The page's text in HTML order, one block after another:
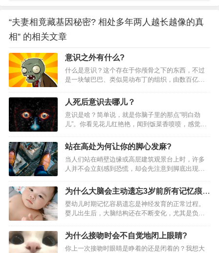
“夫妻相竟藏基因秘密? 相处多年两人越长越像的真
相” 的相关文章
意识之外有什么?
什么是意识？这个存在于你颅骨之下的东西，不过
是一块皱巴巴、类似晃动布丁的组织，由数百亿神
号，我们的意识、自我、感知与情感，乃至所谓的
“灵魂”，都源于此？有人认为，我们的思想本质上就
是大脑的产物，最终一切都只是物质而已，因此我
们自身也不过是物质的集合。这正是物理主义的核
心观点：一切现象都基于物理基础，原则上无需借
助任何非物理的实体或过程，就足以解释人的意识
活动不过是物质发生电化学反应的物理过程，因此
人类完全有可…
人死后意识去哪儿？
意识是啥？简单说，就是你脑子里的那点“明白劲
儿”。你看见花儿红艳艳，闻到饭菜香喷喷，感觉到
果，靠着眼睛、耳朵这些“零件”收集外面的信息，再
由脑子加工成你能懂的感觉。人死后意识去哪儿？
科学说没影儿，70%人却信有归宿人活着的时候，
意识忙得不亦乐乎。眼睛看，耳朵听，脑子想，随
时随地都在处理信息。可一旦人走了，大脑停工，
眼睛不看，耳朵不听，这意识还能存在吗？科学家
了。意识没了依托，自然也就没了。有人不信这个
邪，觉得…
站在高处为何让你的脚心发麻?
当人们站在峭壁边缘或高层建筑观景台上时，许多
人并不会立刻感到恐慌，却会先注意到脚底出现一
一种被突然放大的“存在感”，仿佛脚心在轻微“嗡嗡
作响”。长期以来，不少人以为这是自己的怪癖，但
研究显示，大约四分之一的人在高处会感到明显不
适，而在实验环境中，绝大多数人在面对高度落差
时，其身体平衡和姿势都会出现可测量的变化。 神
经科学的视角认为，这种感觉并不“非理性”，而是人
为什么大脑会主动遗忘3岁前所有记忆痕
迹?
婴幼儿时期记忆容易遗忘是神经发育的正常过程。
婴儿出生后，大脑结构还在不断变化，尤其是负责
生开始逐步长成，到三四岁时才接近成熟状态。这
意味着新生儿和幼儿阶段的经历很难被固定下来，
难以成为日后的回忆基础。正是因为这个原因，早
为什么接吻时会不自觉地闭上眼睛?
你上一次接吻时眼睛是睁着的还是闭着的？我想大